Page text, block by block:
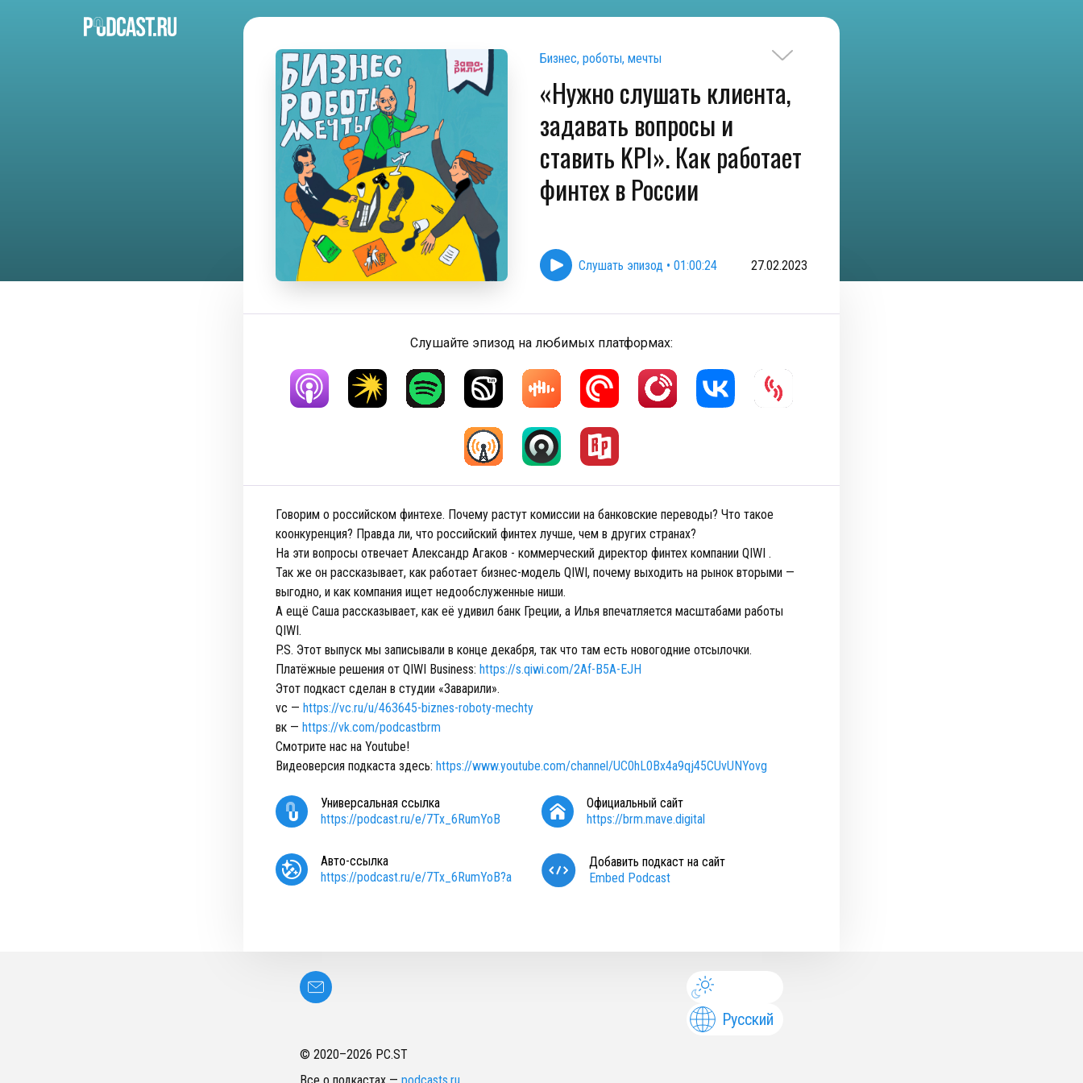
Бизнес, роботы, мечты
«Нужно слушать клиента,
задавать вопросы и
ставить KPI». Как работает
финтех в России
Слушать эпизод • 01:00:24 27.02.2023
Слушайте эпизод на любимых платформах:
Говорим о российском финтехе. Почему растут комиссии на банковские переводы? Что такое
коонкуренция? Правда ли, что российский финтех лучше, чем в других странах?
На эти вопросы отвечает Александр Агаков - коммерческий директор финтех компании QIWI .
Так же он рассказывает, как работает бизнес-модель QIWI, почему выходить на рынок вторыми —
выгодно, и как компания ищет недообслуженные ниши.
А ещё Саша рассказывает, как её удивил банк Греции, а Илья впечатляется масштабами работы
QIWI.
P.S. Этот выпуск мы записывали в конце декабря, так что там есть новогодние отсылочки.
Платёжные решения от QIWI Business: https://s.qiwi.com/2Af-B5A-EJH
Этот подкаст сделан в студии «Заварили».
vc — https://vc.ru/u/463645-biznes-roboty-mechty
вк — https://vk.com/podcastbrm
Смотрите нас на Youtube!
Видеоверсия подкаста здесь: https://www.youtube.com/channel/UC0hL0Bx4a9qj45CUvUNYovg
Универсальная ссылка
https://podcast.ru/e/7Tx_6RumYoB
Официальный сайт
https://brm.mave.digital
Авто-ссылка
https://podcast.ru/e/7Tx_6RumYoB?a
Добавить подкаст на сайт
Embed Podcast
Русский
© 2020–2026 PC.ST